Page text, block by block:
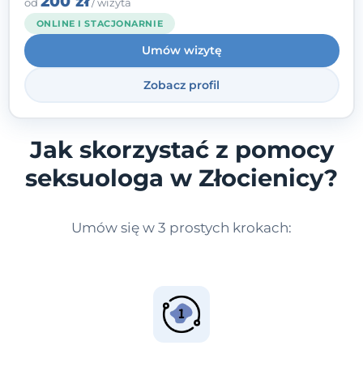
i seksuologa tworząc bezpieczną
przestrzeń, w której można poczuć spokój i
wsparcie. Nie obiecuję łatwych rozwiązań -
ale mogę obiecać, że będę po Twojej
ONLINE I STACJONARNIE
Umów wizytę
Zobacz profil
Jak skorzystać z pomocy
seksuologa w Złocienicy?
Umów się w 3 prostych krokach: